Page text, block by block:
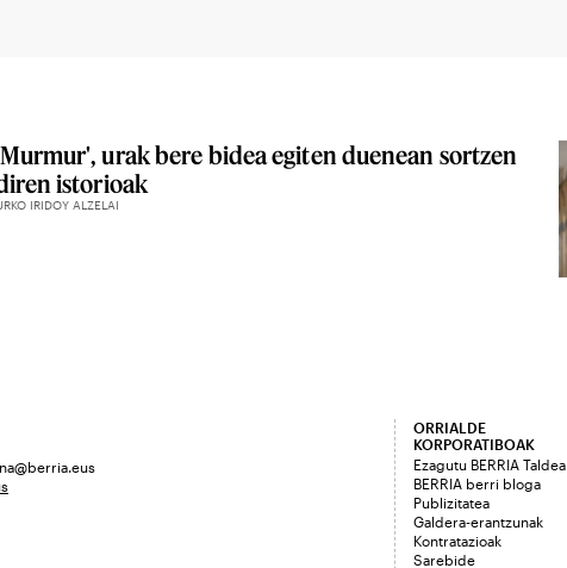
urak bere bidea egiten duenean sortzen
istorioak
IRIDOY ALZELAI
ORRIALDE
KORPORATIBOAK
Ezagutu BERRIA Taldea
BERRIA berri bloga
Publizitatea
Galdera-erantzunak
Kontratazioak
Sarebide